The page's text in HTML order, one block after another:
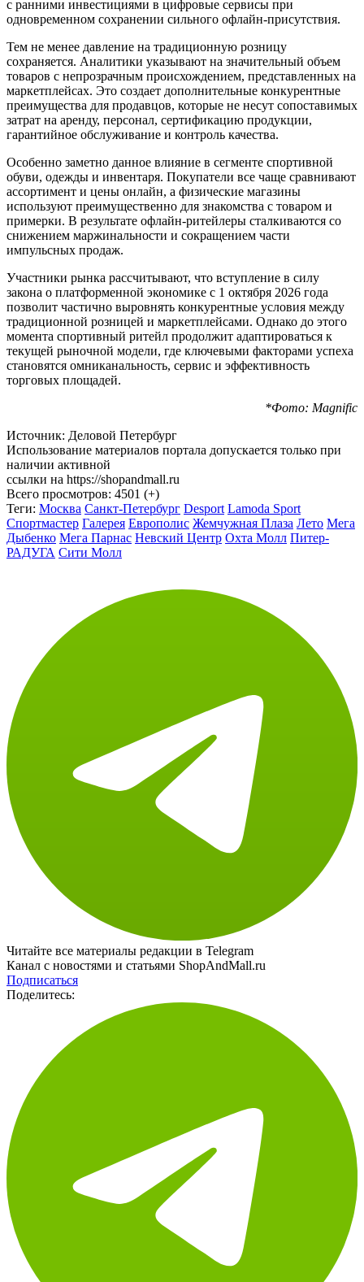
с ранними инвестициями в цифровые сервисы при
одновременном сохранении сильного офлайн-присутствия.
Тем не менее давление на традиционную розницу
сохраняется. Аналитики указывают на значительный объем
товаров с непрозрачным происхождением, представленных на
маркетплейсах. Это создает дополнительные конкурентные
преимущества для продавцов, которые не несут сопоставимых
затрат на аренду, персонал, сертификацию продукции,
гарантийное обслуживание и контроль качества.
Особенно заметно данное влияние в сегменте спортивной
обуви, одежды и инвентаря. Покупатели все чаще сравнивают
ассортимент и цены онлайн, а физические магазины
используют преимущественно для знакомства с товаром и
примерки. В результате офлайн-ритейлеры сталкиваются со
снижением маржинальности и сокращением части
импульсных продаж.
Участники рынка рассчитывают, что вступление в силу
закона о платформенной экономике с 1 октября 2026 года
позволит частично выровнять конкурентные условия между
традиционной розницей и маркетплейсами. Однако до этого
момента спортивный ритейл продолжит адаптироваться к
текущей рыночной модели, где ключевыми факторами успеха
становятся омниканальность, сервис и эффективность
торговых площадей.
*Фото: Magnific
Источник: Деловой Петербург
Использование материалов портала допускается только при
наличии активной
ссылки на https://shopandmall.ru
Всего просмотров: 4501 (+)
Теги: Москва Санкт-Петербург Desport Lamoda Sport
Спортмастер Галерея Европолис Жемчужная Плаза Лето Мега
Дыбенко Мега Парнас Невский Центр Охта Молл Питер-
РАДУГА Сити Молл
Читайте все материалы редакции в Telegram
Канал с новостями и статьями ShopAndMall.ru
Подписаться
Поделитесь: